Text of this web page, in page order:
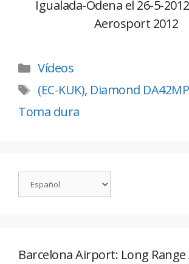
Igualada-Òdena el 26-5-
Aerosport 2012
Vídeos
(EC-KUK), Diamond
Toma dura
Barcelona Airport: Long